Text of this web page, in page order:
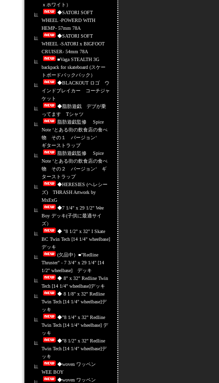
ｘホワイト）
◆SATORI SOFT
WHEEL -POWERD WITH
HEMP- 57mm 78A
◆SATORI SOFT
WHEEL -SATORI x BIGFOOT
CRUISER- 54mm 78A
■Vaga STEALTH 3G
backpack for skateboard (スケー
トボードバックパック）
◆BLACKOUT ロゴ ウ
インドブレイカー コーチジャ
ケット
◆脂肪遊戯 デブが乗
ってます Tシャツ
脂肪遊戯監修 Spice
Note ‘とある街の飲食店の食べ
物 その１ バージョン‘
ギターストラップ
脂肪遊戯監修 Spice
Note ‘とある街の飲食店の食べ
物 その２ バージョン‘ ギ
ターストラップ
◆HERESIES (ヘレシー
ズ) THRASH Artwork by
MxExG
◆7 1/4" x 29 1/2" Wee
Boy デッキ(子供に最適サイ
ズ）
◆ "8 1/2" x 32" I Skate
BC Twin Tech [14 1/4" wheelbase]
デッキ
(欠品中）■"Redline
Thruster" - 7 3/4" x 29 1/4" [14
1/2" wheelbase] デッキ
◆ 8" x 32" Redline Twin
Tech [14 1/4" wheelbase]デッキ
◆ 8 1/8" x 32" Redline
Twin Tech [14 1/4" wheelbase]デ
ッキ
◆"8 1/4" x 32" Redline
Twin Tech [14 1/4" wheelbase] デ
ッキ
◆"8 1/2" x 32" Redline
Twin Tech [14 1/4" wheelbase]デ
ッキ
◆woven ワッペン
WEE BOY
◆woven ワッペン